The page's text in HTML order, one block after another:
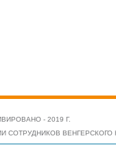
- 2019 Г.
СОТРУДНИКОВ ВЕНГЕРСКОГО